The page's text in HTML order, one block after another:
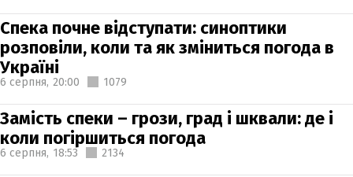
Спека почне відступати: синоптики
розповіли, коли та як зміниться погода в
Україні
6 серпня, 20:00 1079
Замість спеки – грози, град і шквали: де і
коли погіршиться погода
6 серпня, 18:53 2134